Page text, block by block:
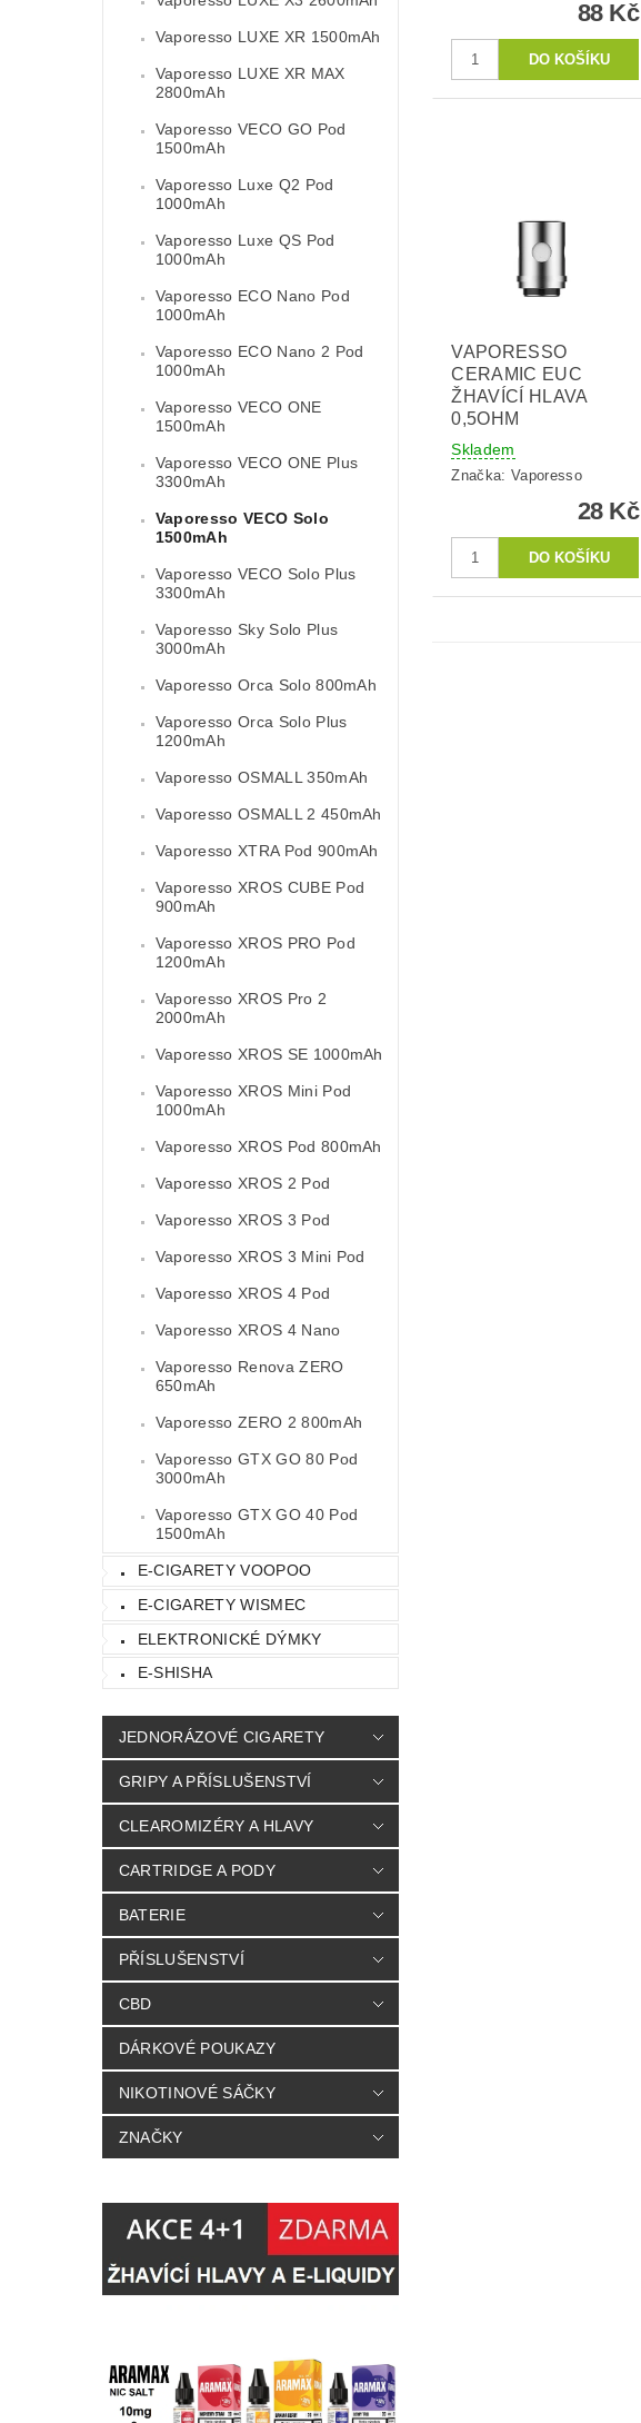
Vaporesso LUXE XR 1500mAh
Vaporesso LUXE XR MAX
2800mAh
Vaporesso VECO GO Pod
1500mAh
Vaporesso Luxe Q2 Pod
1000mAh
Vaporesso Luxe QS Pod
1000mAh
Vaporesso ECO Nano Pod
1000mAh
Vaporesso ECO Nano 2 Pod
1000mAh
Vaporesso VECO ONE
1500mAh
Vaporesso VECO ONE Plus
3300mAh
Vaporesso VECO Solo
1500mAh
Vaporesso VECO Solo Plus
3300mAh
Vaporesso Sky Solo Plus
3000mAh
Vaporesso Orca Solo 800mAh
Vaporesso Orca Solo Plus
1200mAh
Vaporesso OSMALL 350mAh
Vaporesso OSMALL 2 450mAh
Vaporesso XTRA Pod 900mAh
Vaporesso XROS CUBE Pod
900mAh
Vaporesso XROS PRO Pod
1200mAh
Vaporesso XROS Pro 2
2000mAh
Vaporesso XROS SE 1000mAh
Vaporesso XROS Mini Pod
1000mAh
Vaporesso XROS Pod 800mAh
Vaporesso XROS 2 Pod
Vaporesso XROS 3 Pod
Vaporesso XROS 3 Mini Pod
Vaporesso XROS 4 Pod
Vaporesso XROS 4 Nano
Vaporesso Renova ZERO
650mAh
Vaporesso ZERO 2 800mAh
Vaporesso GTX GO 80 Pod
3000mAh
Vaporesso GTX GO 40 Pod
1500mAh
E-CIGARETY VOOPOO
E-CIGARETY WISMEC
ELEKTRONICKÉ DÝMKY
E-SHISHA
JEDNORÁZOVÉ CIGARETY
GRIPY A PŘÍSLUŠENSTVÍ
CLEAROMIZÉRY A HLAVY
CARTRIDGE A PODY
BATERIE
PŘÍSLUŠENSTVÍ
CBD
DÁRKOVÉ POUKAZY
NIKOTINOVÉ SÁČKY
ZNAČKY
88 Kč
VAPORESSO
CERAMIC EUC
ŽHAVÍCÍ HLAVA
0,5OHM
Skladem
Značka: Vaporesso
28 Kč